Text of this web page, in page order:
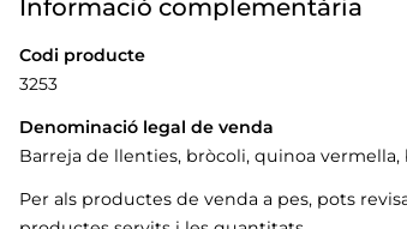
Informació complementària
Codi producte
3253
Denominació legal de venda
Barreja de llenties, bròcoli, quinoa
Per als productes de venda a pes, pots